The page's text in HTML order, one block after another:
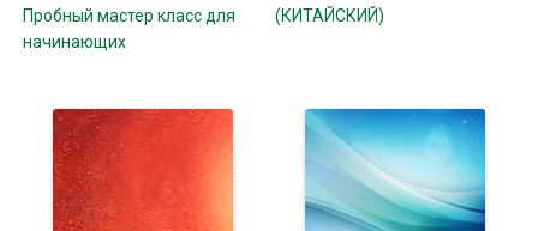
Пробный мастер класс для
начинающих
(КИТАЙСКИЙ)